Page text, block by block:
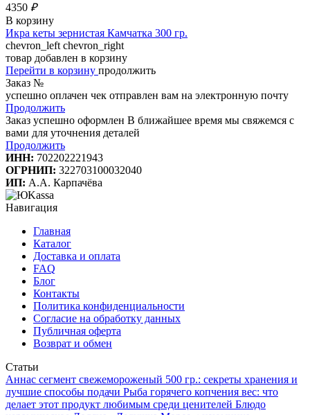
4350 ₽
В корзину
Икра кеты зернистая Камчатка 300 гр.
chevron_left chevron_right
товар добавлен в корзину
Перейти в корзину продолжить
Заказ №
успешно оплачен чек отправлен вам на электронную почту
Продолжить
Заказ успешно оформлен В ближайшее время мы свяжемся с
вами для уточнения деталей
Продолжить
ИНН: 702202221943
ОГРНИП: 322703100032040
ИП: А.А. Карпачёва
Навигация
Главная
Каталог
Доставка и оплата
FAQ
Блог
Контакты
Политика конфиденциальности
Согласие на обработку данных
Публичная оферта
Возврат и обмен
Статьи
Аннаc сегмент свежемороженый 500 гр.: секреты хранения и
лучшие способы подачи Рыба горячего копчения вес: что
делает этот продукт любимым среди ценителей Блюдо